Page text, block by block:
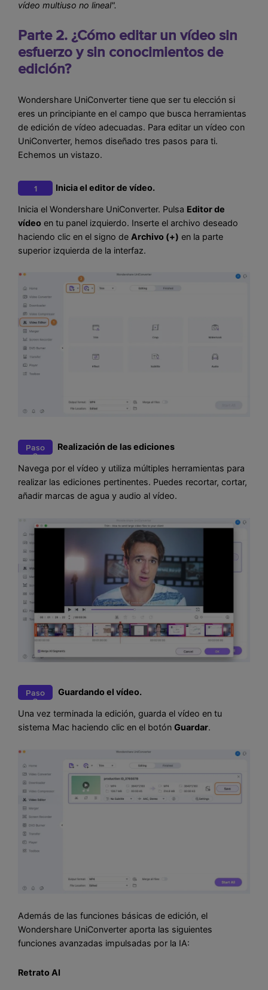
vídeo multiuso no lineal".
Parte 2. ¿Cómo editar un vídeo sin
esfuerzo y sin conocimientos de
edición?
Wondershare UniConverter tiene que ser tu elección si
eres un principiante en el campo que busca herramientas
de edición de vídeo adecuadas. Para editar un vídeo con
UniConverter, hemos diseñado tres pasos para ti.
Echemos un vistazo.
1 Inicia el editor de vídeo.
Inicia el Wondershare UniConverter. Pulsa Editor de
vídeo en tu panel izquierdo. Inserte el archivo deseado
haciendo clic en el signo de Archivo (+) en la parte
superior izquierda de la interfaz.
Paso
2
Realización de las ediciones
Navega por el vídeo y utiliza múltiples herramientas para
realizar las ediciones pertinentes. Puedes recortar, cortar,
añadir marcas de agua y audio al vídeo.
Paso
3
Guardando el vídeo.
Una vez terminada la edición, guarda el vídeo en tu
sistema Mac haciendo clic en el botón Guardar.
Además de las funciones básicas de edición, el
Wondershare UniConverter aporta las siguientes
funciones avanzadas impulsadas por la IA:
Retrato AI